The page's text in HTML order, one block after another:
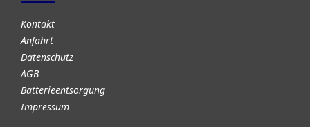
Kontakt
Anfahrt
Datenschutz
AGB
Batterieentsorgung
Impressum